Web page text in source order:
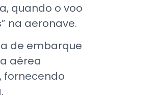
quando o voo
na aeronave.
de embarque
aérea
, fornecendo